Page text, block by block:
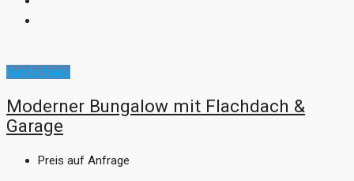
Kundenhaus
Moderner Bungalow mit Flachdach &
Garage
Preis auf Anfrage